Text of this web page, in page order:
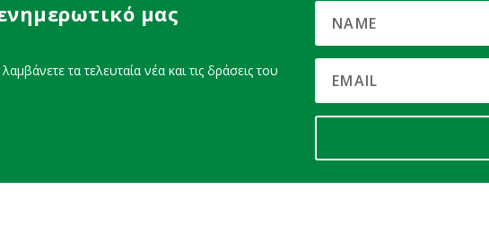
μας
τα τελευταία νέα και τις δράσεις του